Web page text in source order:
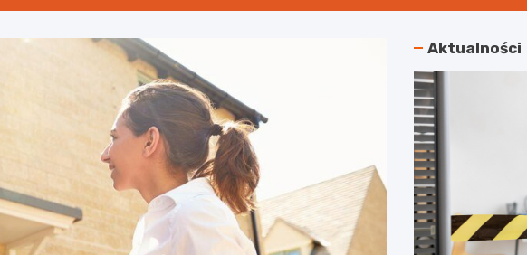
Aktualności